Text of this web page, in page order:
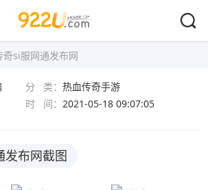
奇si服网通发布网
si服网通发布网
分 类： 热血传奇手游
时 间： 2021-05-18 09:07:05
发布网截图